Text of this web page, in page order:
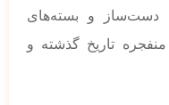
دست‌ساز و بسته‌های
تاریخ گذشته و